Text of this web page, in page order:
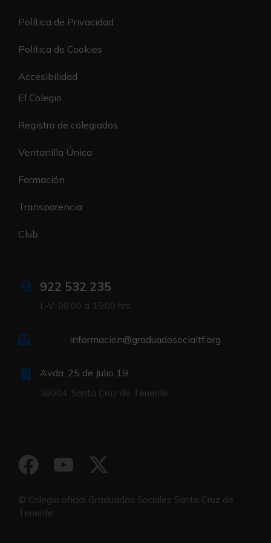
Política de Privacidad
Política de Cookies
Accesibilidad
El Colegio
Registro de colegiados
Ventanilla Única
Formación
Transparencia
Club
922 532 235
L-V: 08:00 a 15:00 hrs
informacion@graduadosocialtf.org
Avda. 25 de Julio 19
38004. Santa Cruz de Tenerife
© Colegio oficial Graduados Sociales Santa Cruz de
Tenerife